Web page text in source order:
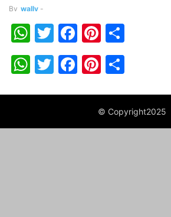
By wally -
WhatsApp
Twitter
Facebook
Pinterest
WhatsApp
Twitter
Facebook
Pinterest
© Copyright2025